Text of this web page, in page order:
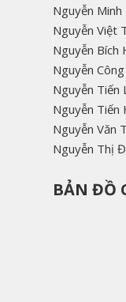
Nguyễn
Nguyễn Việt
Nguyễn Bích
Nguyễn
Nguyễn Tiến
Nguyễn Tiến
Nguyễn Văn
Nguyễn Thị
BẢN ĐỒ